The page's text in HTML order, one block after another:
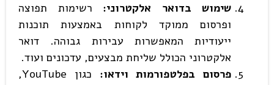
שימוש בדואר אלקטרוני: רשימות תפוצה
ופרסום ממוקד לקוחות באמצעות תוכנות
ייעודיות המאפשרות עבירות גבוהה. דואר
אלקטרוני הכולל שליחת מבצעים, עדכונים ועוד.
פרסום בפלטפורמות וידאו:
כגון YouTube,